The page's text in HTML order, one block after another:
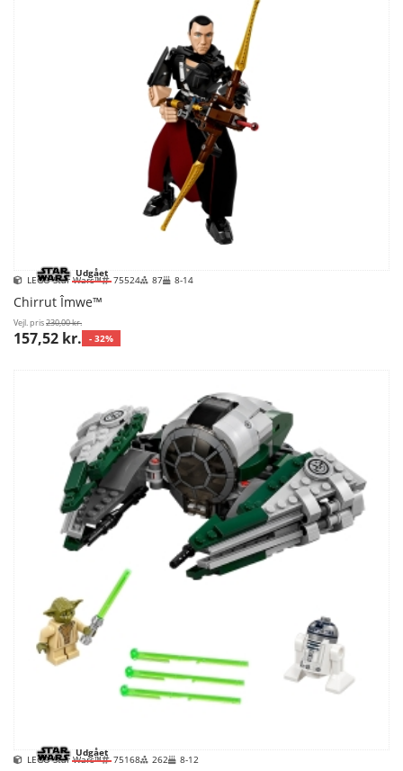
Udgået
LEGO Star Wars™ 75524 87 8-14
Chirrut Îmwe™
Vejl. pris230,00 kr.
157,52 kr. - 32%
Udgået
LEGO Star Wars™ 75168 262 8-12